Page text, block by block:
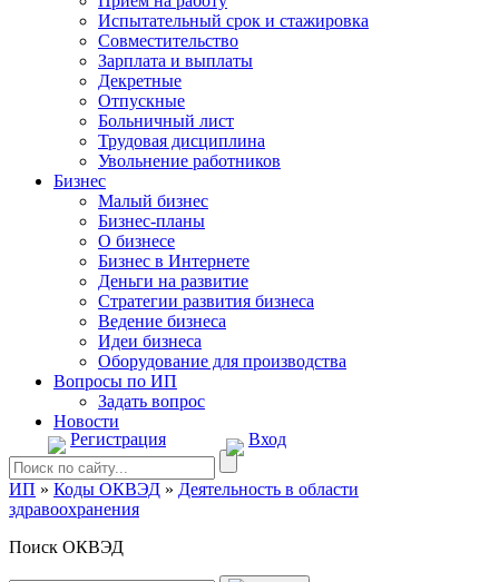
Испытательный срок и стажировка
Совместительство
Зарплата и выплаты
Декретные
Отпускные
Больничный лист
Трудовая дисциплина
Увольнение работников
Бизнес
Малый бизнес
Бизнес-планы
О бизнесе
Бизнес в Интернете
Деньги на развитие
Стратегии развития бизнеса
Ведение бизнеса
Идеи бизнеса
Оборудование для производства
Вопросы по ИП
Задать вопрос
Новости
Регистрация
Вход
ИП » Коды ОКВЭД » Деятельность в области
здравоохранения
Поиск ОКВЭД